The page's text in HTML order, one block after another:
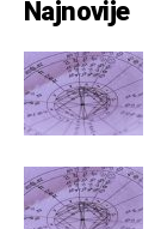
Najnovije